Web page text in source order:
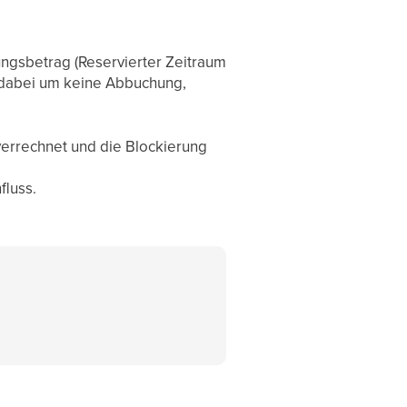
(Reservierter Zeitraum
um keine Abbuchung,
und die Blockierung